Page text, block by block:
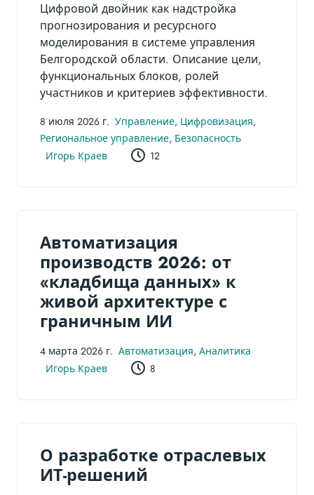
Цифровой двойник как надстройка
прогнозирования и ресурсного
моделирования в системе управления
Белгородской области. Описание цели,
функциональных блоков, ролей
участников и критериев эффективности.
8 июля 2026 г. Управление, Цифровизация,
Региональное управление, Безопасность
Игорь Краев
12
Автоматизация
производств 2026: от
«кладбища данных» к
живой архитектуре с
граничным ИИ
4 марта 2026 г. Автоматизация, Аналитика
Игорь Краев
8
О разработке отраслевых
ИТ-решений